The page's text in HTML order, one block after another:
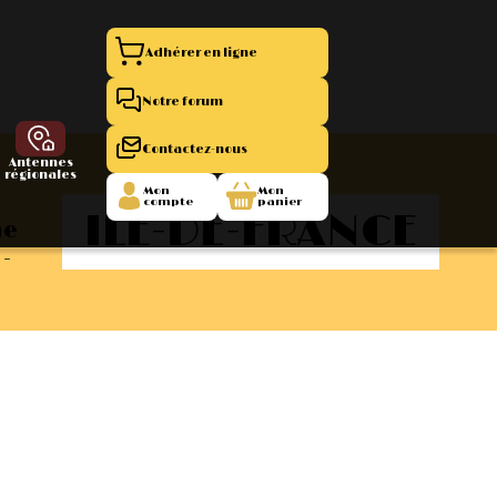
Antennes
régionales
Adhérer en ligne
Notre forum
Contactez-nous
Mon
compte
Mon
panier
ILE-DE-FRANCE